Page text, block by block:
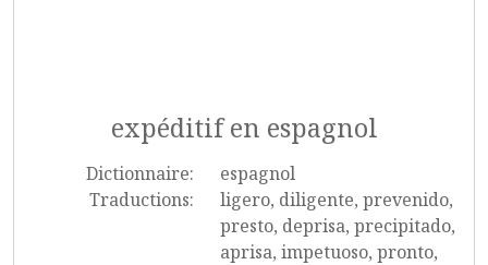
expéditif en espagnol
Dictionnaire:
espagnol
Traductions:
ligero, diligente, prevenido,
presto, deprisa, precipitado,
aprisa, impetuoso, pronto,